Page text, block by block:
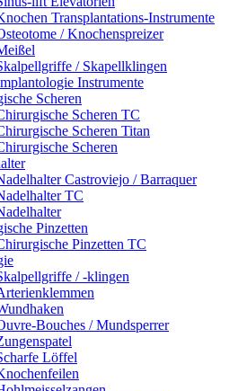
Transplantations-Instrumente
/ Knochenspreizer
/ Skapellklingen
Instrumente
Scheren
Scheren TC
Scheren Titan
Scheren
Castroviejo / Barraquer
TC
Pinzetten
Pinzetten TC
/ -klingen
Bouches / Mundsperrer
Löffel